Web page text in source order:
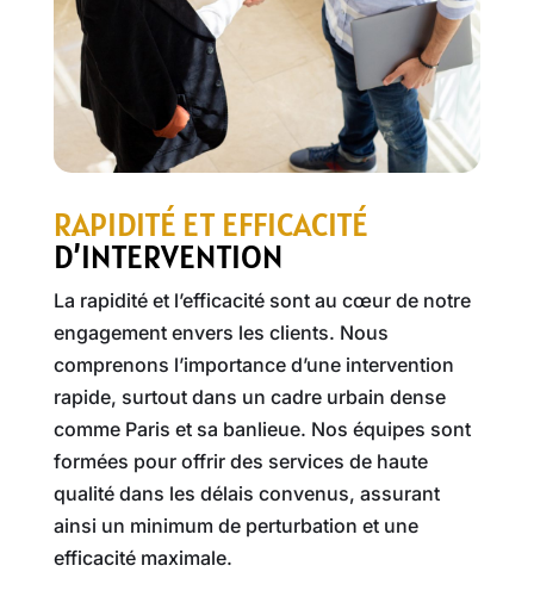
RAPIDITÉ ET EFFICACITÉ
D’INTERVENTION
La rapidité et l’efficacité sont au cœur de notre
engagement envers les clients. Nous
comprenons l’importance d’une intervention
rapide, surtout dans un cadre urbain dense
comme Paris et sa banlieue. Nos équipes sont
formées pour offrir des services de haute
qualité dans les délais convenus, assurant
ainsi un minimum de perturbation et une
efficacité maximale.